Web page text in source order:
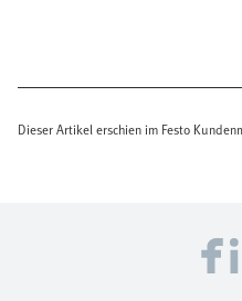
Dieser Artikel erschien im Festo